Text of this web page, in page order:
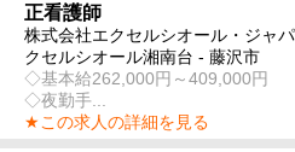
正看護師
株式会社エクセルシオール・ジャ
クセルシオール湘南台 - 藤沢市
◇基本給262,000円～409,000円
◇夜勤手...
★この求人の詳細を見る